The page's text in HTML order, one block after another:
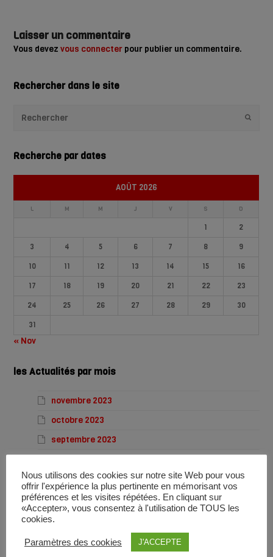
Laisser un commentaire
Vous devezvous connecter pour publier un commentaire.
Rechercher dans le site
Recherche par dates
AOÛT 2026
L M M J V S D
1
2
3
4 5 6 7 8
9
10
11 12 13 14 15
16
17
18 19 20 21 22
23
24
25 26 27 28 29
30
31
« Nov
les Actualités par mois
novembre 2023
octobre 2023
septembre 2023
juin 2023
mai 2023
avril 2023
mars 2023
Nous utilisons des cookies sur notre site Web pour vous
offrir l'expérience la plus pertinente en mémorisant vos
préférences et les visites répétées. En cliquant sur
«Accepter», vous consentez à l'utilisation de TOUS les
cookies.
Paramètres des cookies J'ACCEPTE